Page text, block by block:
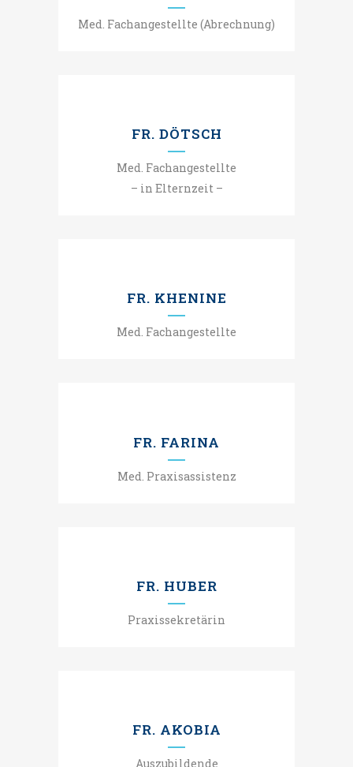
Med. Fachangestellte (Abrechnung)
FR. DÖTSCH
Med. Fachangestellte
– in Elternzeit –
FR. KHENINE
Med. Fachangestellte
FR. FARINA
Med. Praxisassistenz
FR. HUBER
Praxissekretärin
FR. AKOBIA
Auszubildende